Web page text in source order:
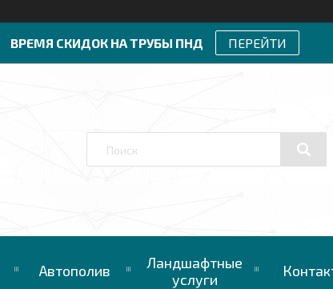
ВРЕМЯ СКИДОК НА ТРУБЫ ПНД ПЕРЕЙТИ
Автополив
Ландшафтные
услуги